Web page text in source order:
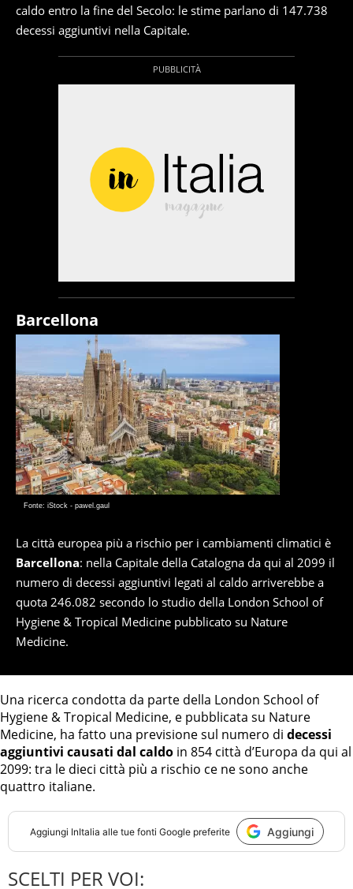
caldo entro la fine del Secolo: le stime parlano di 147.738
decessi aggiuntivi nella Capitale.
Barcellona
Fonte: iStock - pawel.gaul
La città europea più a rischio per i cambiamenti climatici è
Barcellona: nella Capitale della Catalogna da qui al 2099 il
numero di decessi aggiuntivi legati al caldo arriverebbe a
quota 246.082 secondo lo studio della London School of
Hygiene & Tropical Medicine pubblicato su Nature
Medicine.
Una ricerca condotta da parte della London School of
Hygiene & Tropical Medicine, e pubblicata su Nature
Medicine, ha fatto una previsione sul numero di decessi
aggiuntivi causati dal caldo in 854 città d’Europa da qui al
2099: tra le dieci città più a rischio ce ne sono anche
quattro italiane.
Aggiungi InItalia alle tue fonti Google preferite Aggiungi
SCELTI PER VOI: